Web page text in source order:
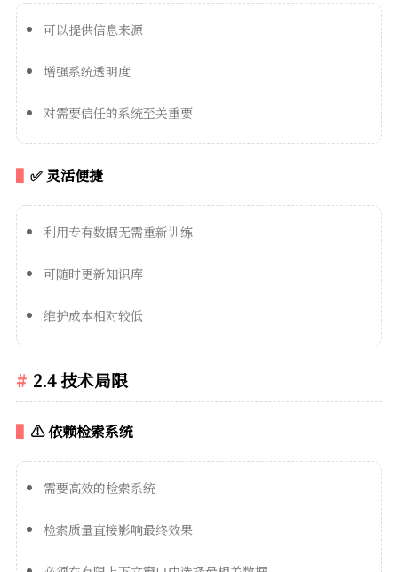
可以提供信息来源
增强系统透明度
对需要信任的系统至关重要
✅ 灵活便捷
利用专有数据无需重新训练
可随时更新知识库
维护成本相对较低
2.4 技术局限
⚠️ 依赖检索系统
需要高效的检索系统
检索质量直接影响最终效果